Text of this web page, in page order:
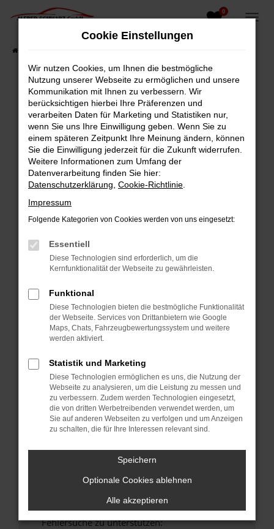
Zum
0
Fehler: Network Error
Beim Laden ist ein Fehler aufgetreten.
Hier sind ein paar Tipps, die dir helfen können:
Überprüfe deine Firewall und deine
Internetverbindung.
Laden andere Webseiten, zum Beispiel deine
Suchmaschine?
Prüfe deine Browsererweiterungen.
Manche Erweiterungen, wie Werbeblocker,
können das Laden bestimmter Seiten
verhindern. Funktioniert die Seite in einem
Fenster?
Starte dein Gerät neu.
Das kann manchmal helfen, vorübergehende
Probleme zu beheben.
Betriebssystem auf dem neuesten Stand
sind.
Veraltete Software birgt nicht nur ein
Sicherheitsrisiko, sondern kann auch dazu
führen, dass bestimmte Funktionen nicht mehr
unterstützt werden.
Wende dich an den Webseitenbetreiber.
Wenn du alle oben genannten Schritte versucht
hast, kontaktiere uns bitte. Wir werden
versuchen, das Problem zu beheben. Du kannst
uns diesen Text schicken, um uns bei der
Fehlersuche zu unterstützen:
Cookie Einstellungen
Wir nutzen Cookies, um Ihnen die bestmögliche
Nutzung unserer Webseite zu ermöglichen und unsere
Kommunikation mit Ihnen zu verbessern. Wir
berücksichtigen hierbei Ihre Präferenzen und
verarbeiten Daten für Marketing und Statistiken nur,
wenn Sie uns Ihre Einwilligung geben. Wenn Sie zu
einem späteren Zeitpunkt Ihre Meinung ändern, können
Sie die Einwilligung jederzeit für die Zukunft widerrufen.
Weitere Informationen zum Umfang der
Datenverarbeitung finden Sie hier:
Datenschutzerklärung Cookie-Richtlinie
Impressum
Folgende Kategorien von Cookies werden von uns eingesetzt:
Essentiell
Diese Technologien sind erforderlich, um die
Kernfunktionalität der Webseite zu gewährleisten.
Funktional
Diese Technologien bieten die bestmögliche Funktionalität
der Webseite. Services von Drittanbietern wie Google
Maps, Chats, Fahrzeugbewertungssystem und weitere
werden aktiviert.
Statistik und Marketing
Diese Technologien ermöglichen es uns, die Nutzung der
Webseite zu analysieren, um die Leistung zu messen und
zu verbessern. Zudem werden Technologien eingesetzt,
die von dritten Werbetreibenden verwendet werden, um
Sie auf anderen Webseiten zu verfolgen und um Anzeigen
zu schalten, die für Ihre Interessen relevant sind.
Speichern
Optionale Cookies ablehnen
Alle akzeptieren